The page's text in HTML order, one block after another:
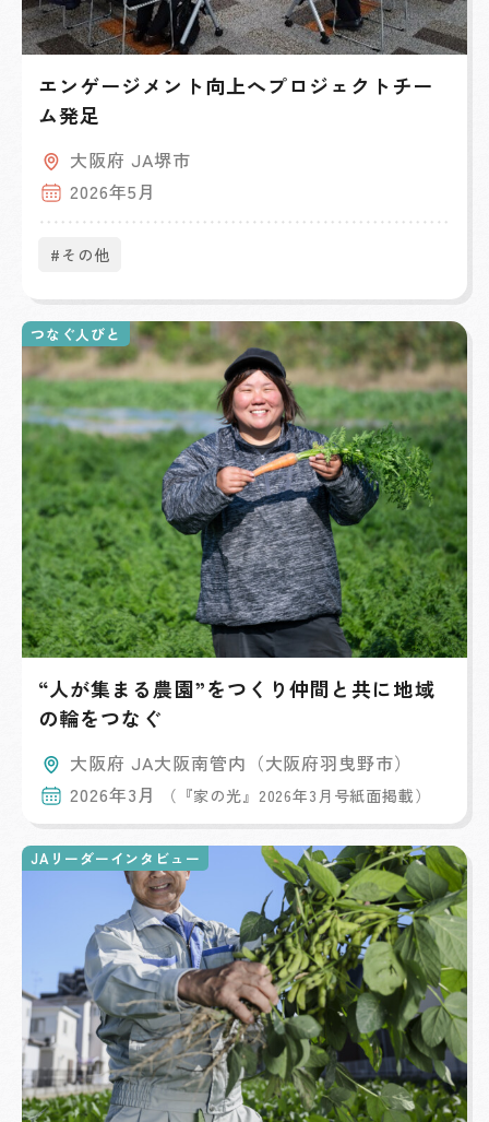
エンゲージメント向上へプロジェクトチー
ム発足
大阪府 JA堺市
2026年5月
#その他
つなぐ人びと
“人が集まる農園”をつくり仲間と共に地域
の輪をつなぐ
大阪府 JA大阪南管内（大阪府羽曳野市）
2026年3月
（『家の光』2026年3月号紙面掲載）
JAリーダーインタビュー